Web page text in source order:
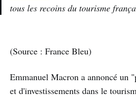
tous les recoins du tourisme
(Source : France Bleu)
Emmanuel Macron a annoncé un
et d'investissements dans le